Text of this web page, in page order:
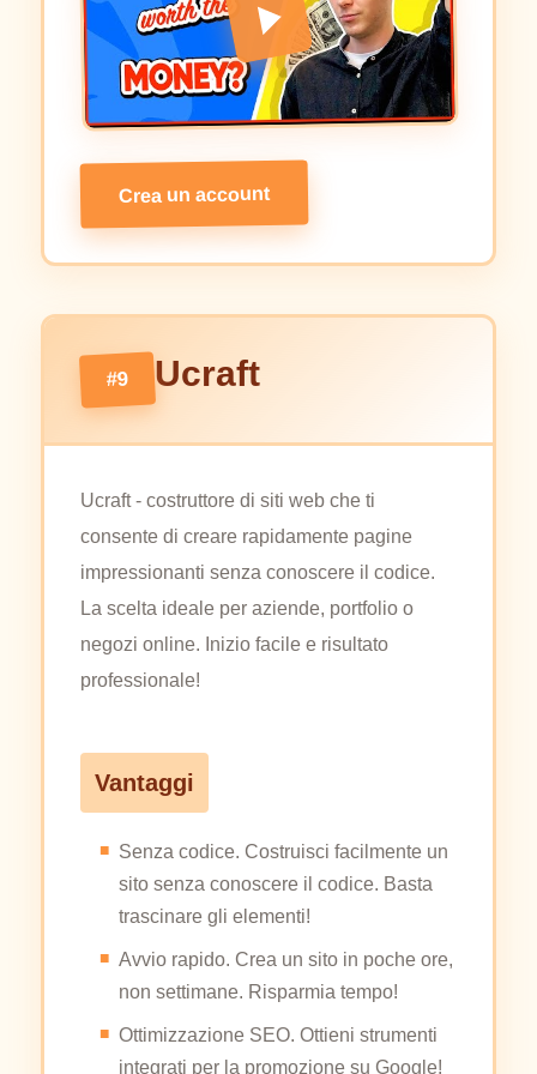
Crea un account
#9 Ucraft
Ucraft - costruttore di siti web che ti
consente di creare rapidamente pagine
impressionanti senza conoscere il codice.
La scelta ideale per aziende, portfolio o
negozi online. Inizio facile e risultato
professionale!
Vantaggi
Senza codice. Costruisci facilmente un
sito senza conoscere il codice. Basta
trascinare gli elementi!
Avvio rapido. Crea un sito in poche ore,
non settimane. Risparmia tempo!
Ottimizzazione SEO. Ottieni strumenti
integrati per la promozione su Google!